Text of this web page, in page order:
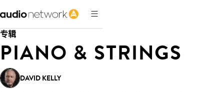
专辑
PIANO & STRINGS
DAVID KELLY